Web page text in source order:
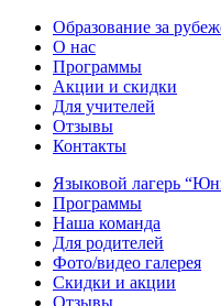
Образование за
О нас
Программы
Акции и скидки
Для учителей
Отзывы
Контакты
Языковой лагерь
Программы
Наша команда
Для родителей
Фото/видео галерея
Скидки и акции
Отзывы